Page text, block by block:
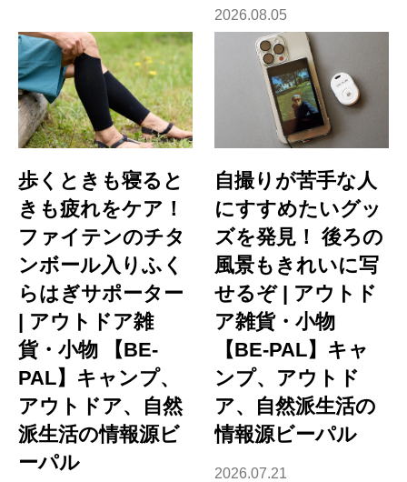
2026.08.05
歩くときも寝ると
きも疲れをケア！
ファイテンのチタ
ンボール入りふく
らはぎサポーター
| アウトドア雑
貨・小物 【BE-
PAL】キャンプ、
アウトドア、自然
派生活の情報源ビ
ーパル
自撮りが苦手な人
にすすめたいグッ
ズを発見！ 後ろの
風景もきれいに写
せるぞ | アウトド
ア雑貨・小物
【BE-PAL】キャ
ンプ、アウトド
ア、自然派生活の
情報源ビーパル
2026.07.21